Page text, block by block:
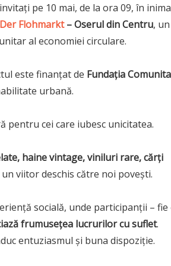
pe 10 mai, de la ora 09, în inima
Der Flohmarkt– Oserul din Centru, un
al economiei circulare.
este finanțat de Fundația
urbană.
pentru cei care iubesc unicitatea.
haine vintage, viniluri rare, cărți
viitor deschis către noi povești.
socială, unde participanții – fie
frumusețea lucrurilor cu suflet.
entuziasmul și buna dispoziție.